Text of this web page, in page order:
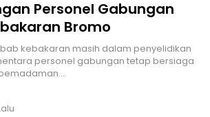
Personel Gabungan
Bromo
kebakaran masih dalam penyelidikan
personel gabungan tetap bersiaga